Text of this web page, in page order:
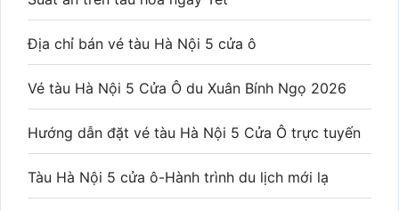
Địa chỉ bán vé tàu Hà Nội 5 cửa ô
Vé tàu Hà Nội 5 Cửa Ô du Xuân Bính Ngọ 2026
Hướng dẫn đặt vé tàu Hà Nội 5 Cửa Ô trực tuyến
Tàu Hà Nội 5 cửa ô-Hành trình du lịch mới lạ